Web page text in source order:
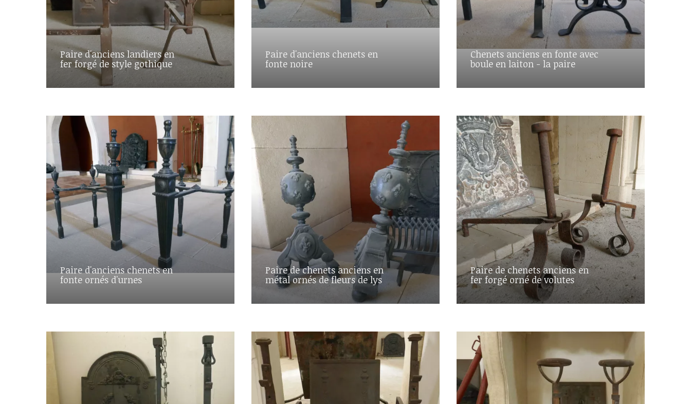
Paire d'anciens landiers en
fer forgé de style gothique
Paire d'anciens chenets en
fonte noire
Chenets anciens en fonte avec
boule en laiton - la paire
Paire d'anciens chenets en
fonte ornés d'urnes
Paire de chenets anciens en
métal ornés de fleurs de lys
Paire de chenets anciens en
fer forgé orné de volutes